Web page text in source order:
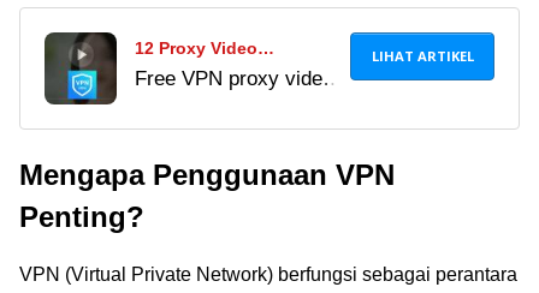
12 Proxy Video
Indonesia Gratis untuk
Free VPN proxy video
juga blue proxy gratis
& VPN nonton video
gratis Indonesia tanpa
ribet!
LIHAT ARTIKEL
Mengapa Penggunaan VPN
Penting?
VPN (Virtual Private Network) berfungsi sebagai perantara